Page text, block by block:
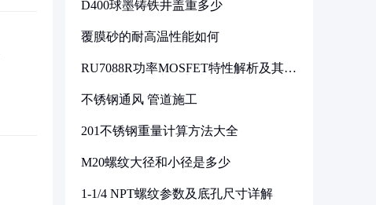
D400球墨铸铁井盖重多少
覆膜砂的耐高温性能如何
RU7088R功率MOSFET特性解析及其在
不锈钢通风 管道施工
201不锈钢重量计算方法大全
M20螺纹大径和小径是多少
1-1/4 NPT螺纹参数及底孔尺寸详解